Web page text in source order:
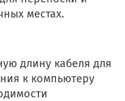
местах.
длину кабеля для
к компьютеру